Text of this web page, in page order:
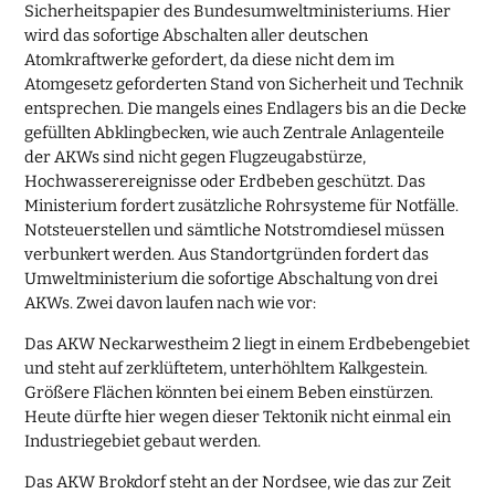
Sicherheitspapier des Bundesumweltministeriums. Hier
wird das sofortige Abschalten aller deutschen
Atomkraftwerke gefordert, da diese nicht dem im
Atomgesetz geforderten Stand von Sicherheit und Technik
entsprechen. Die mangels eines Endlagers bis an die Decke
gefüllten Abklingbecken, wie auch Zentrale Anlagenteile
der AKWs sind nicht gegen Flugzeugabstürze,
Hochwasserereignisse oder Erdbeben geschützt. Das
Ministerium fordert zusätzliche Rohrsysteme für Notfälle.
Notsteuerstellen und sämtliche Notstromdiesel müssen
verbunkert werden. Aus Standortgründen fordert das
Umweltministerium die sofortige Abschaltung von drei
AKWs. Zwei davon laufen nach wie vor:
Das AKW Neckarwestheim 2 liegt in einem Erdbebengebiet
und steht auf zerklüftetem, unterhöhltem Kalkgestein.
Größere Flächen könnten bei einem Beben einstürzen.
Heute dürfte hier wegen dieser Tektonik nicht einmal ein
Industriegebiet gebaut werden.
Das AKW Brokdorf steht an der Nordsee, wie das zur Zeit